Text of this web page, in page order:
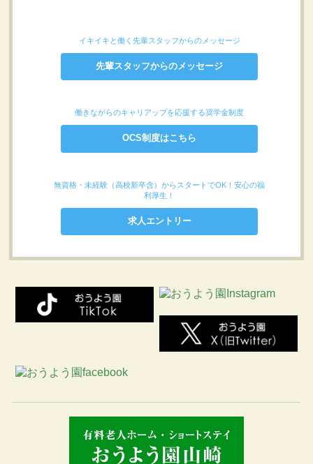
イキイキと働く先輩スタッフからのメッセージ
先輩スタッフからのメッセージ
働きながらのキャリアップを応援する奨学金制度
OCS制度はこちら
無資格・未経験（高校新卒含）からスタートでOK！安心の福
利厚生！
求人エントリー